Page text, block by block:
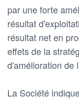
par une forte
résultat
résultat net en
effets de la
d'amélioration de
La Société